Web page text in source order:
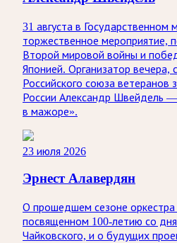
31 августа в
торжественное мероприятие,
Второй мировой войны и
Японией. Организатор вечера,
Российского союза ветеранов
России Александр Швейдель
в мажоре».
23 июля 2026
Эрнест Алавердян
О прошедшем сезоне
посвященном 100-летию со
Чайковского, и о будущих